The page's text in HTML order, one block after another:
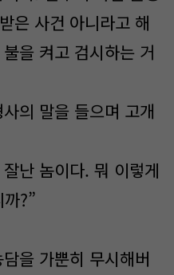
은 사건 아니라고 해
을 켜고 검시하는 거
의 말을 들으며 고개
난 놈이다. 뭐 이렇게
?”
을 가뿐히 무시해버